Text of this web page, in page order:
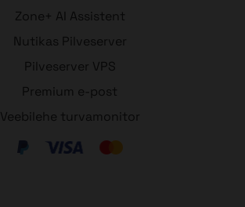
Zone+ AI Assistent
Nutikas Pilveserver
Pilveserver VPS
Premium e-post
Veebilehe turvamonitor